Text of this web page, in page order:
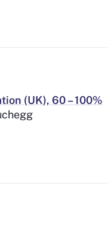
(UK), 60 – 100%